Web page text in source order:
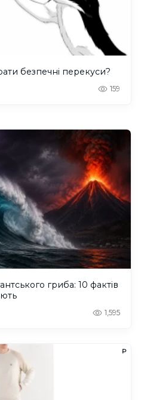
безпечні перекуси?
159
гриба: 10 фактів
1,595
Р